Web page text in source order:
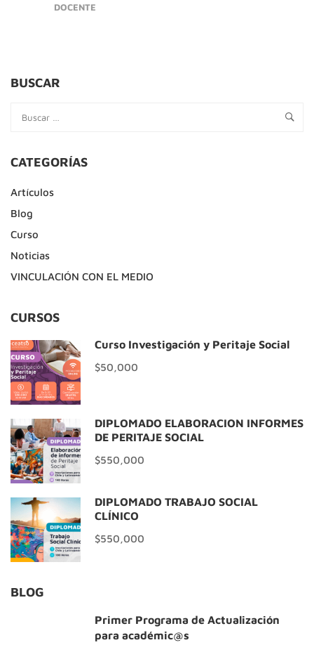
DOCENTE
BUSCAR
CATEGORÍAS
Artículos
Blog
Curso
Noticias
VINCULACIÓN CON EL MEDIO
CURSOS
Curso Investigación y Peritaje Social
$50,000
DIPLOMADO ELABORACIÓN INFORMES
DE PERITAJE SOCIAL
$550,000
DIPLOMADO TRABAJO SOCIAL
CLÍNICO
$550,000
BLOG
Primer Programa de Actualización
para académic@s